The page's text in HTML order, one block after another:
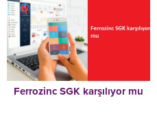
Ferrozinc SGK karşılıyor mu